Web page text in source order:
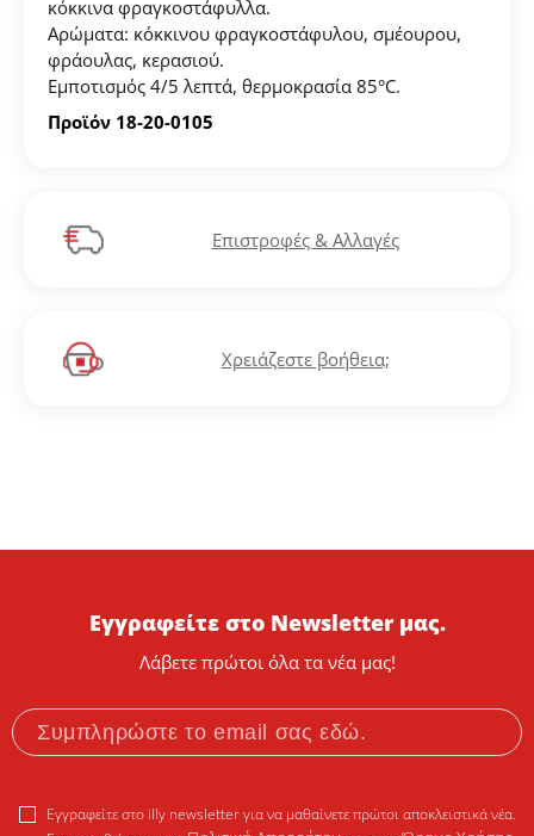
κόκκινα φραγκοστάφυλλα.
Aρώματα: κόκκινου φραγκοστάφυλου, σμέουρου,
φράουλας, κερασιού.
Εμποτισμός 4/5 λεπτά, θερμοκρασία 85°C.
Προϊόν 18-20-0105
Επιστροφές & Αλλαγές
Χρειάζεστε βοήθεια;
Εγγραφείτε στο Newsletter μας.
Λάβετε πρώτοι όλα τα νέα μας!
Εγγραφείτε στο illy newsletter για να μαθαίνετε πρώτοι αποκλειστικά νέα.